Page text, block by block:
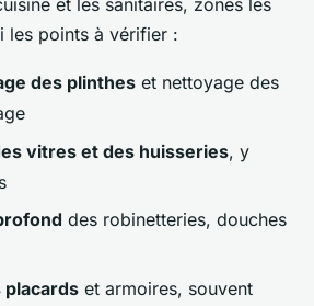
et les sanitaires, zones les
les points à vérifier :
des plinthes et nettoyage des
vitres et des huisseries, y
des robinetteries, douches
et armoires, souvent